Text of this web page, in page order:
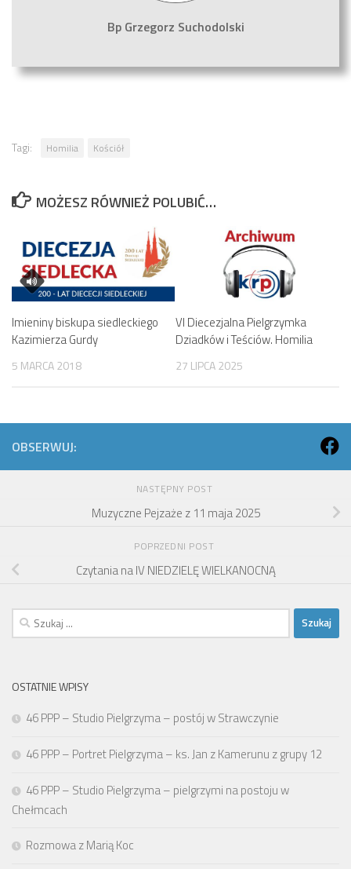
Bp Grzegorz Suchodolski
Tagi: Homilia Kościół
MOŻESZ RÓWNIEŻ POLUBIĆ…
Imieniny biskupa siedleckiego
Kazimierza Gurdy
5 MARCA 2018
VI Diecezjalna Pielgrzymka
Dziadków i Teściów. Homilia
27 LIPCA 2025
OBSERWUJ:
NASTĘPNY POST
Muzyczne Pejzaże z 11 maja 2025
POPRZEDNI POST
Czytania na IV NIEDZIELĘ WIELKANOCNĄ
Szukaj:
OSTATNIE WPISY
46 PPP – Studio Pielgrzyma – postój w Strawczynie
46 PPP – Portret Pielgrzyma – ks. Jan z Kamerunu z grupy 12
46 PPP – Studio Pielgrzyma – pielgrzymi na postoju w
Chełmcach
Rozmowa z Marią Koc